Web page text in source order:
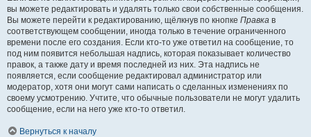
вы можете редактировать и удалять только свои собственные сообщения.
Вы можете перейти к редактированию, щёлкнув по кнопке Правка в
соответствующем сообщении, иногда только в течение ограниченного
времени после его создания. Если кто-то уже ответил на сообщение, то
под ним появится небольшая надпись, которая показывает количество
правок, а также дату и время последней из них. Эта надпись не
появляется, если сообщение редактировал администратор или
модератор, хотя они могут сами написать о сделанных изменениях по
своему усмотрению. Учтите, что обычные пользователи не могут удалить
сообщение, если на него уже кто-то ответил.
Вернуться к началу